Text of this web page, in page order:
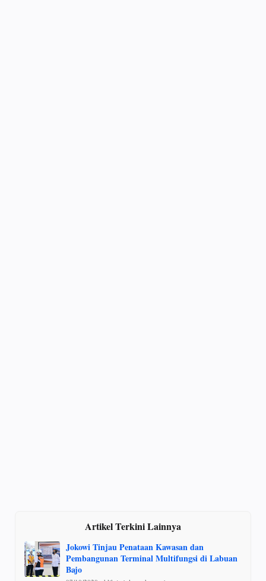
Artikel Terkini Lainnya
Jokowi Tinjau Penataan Kawasan dan
Pembangunan Terminal Multifungsi di Labuan
Bajo